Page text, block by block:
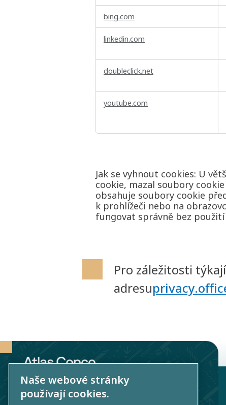
bing.com
linkedin.com
doubleclick.net
youtube.com
Jak se vyhnout cookies: U
cookie, mazal soubory
obsahuje soubory cookie
k prohlížeči nebo na
fungovat správně bez použití
Pro záležitosti
adresu
Atlas Copco Group
Naše webové stránky
používají cookies.